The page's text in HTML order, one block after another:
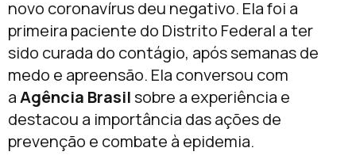
novo coronavírus deu negativo. Ela foi a
primeira paciente do Distrito Federal a ter
sido curada do contágio, após semanas de
medo e apreensão. Ela conversou com
aAgência Brasilsobre a experiência e
destacou a importância das ações de
prevenção e combate à epidemia.